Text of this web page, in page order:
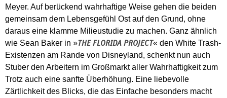
Meyer. Auf berückend wahrhaftige Weise gehen die beiden
gemeinsam dem Lebensgefühl Ost auf den Grund, ohne
daraus eine klamme Milieustudie zu machen. Ganz ähnlich
wie Sean Baker in »THE FLORIDA PROJECT« den White Trash-
Existenzen am Rande von Disneyland, schenkt nun auch
Stuber den Arbeitern im Großmarkt aller Wahrhaftigkeit zum
Trotz auch eine sanfte Überhöhung. Eine liebevolle
Zärtlichkeit des Blicks, die das Einfache besonders macht